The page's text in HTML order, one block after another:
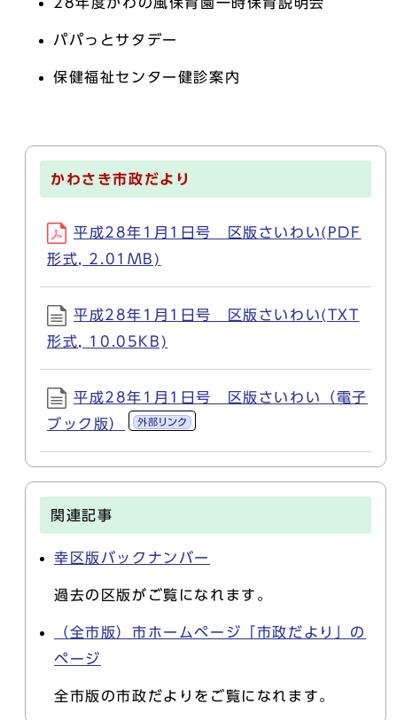
パパっとサタデー
保健福祉センター健診案内
かわさき市政だより
平成28年1月1日号 区版さいわい(PDF
形式, 2.01MB)
平成28年1月1日号 区版さいわい(TXT
形式, 10.05KB)
平成28年1月1日号 区版さいわい（電子
ブック版）
関連記事
幸区版バックナンバー
過去の区版がご覧になれます。
（全市版）市ホームページ「市政だより」の
ページ
全市版の市政だよりをご覧になれます。